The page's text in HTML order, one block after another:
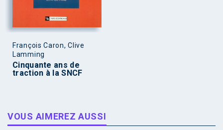
François Caron, Clive
Lamming
Cinquante ans de
traction à la SNCF
VOUS AIMEREZ AUSSI